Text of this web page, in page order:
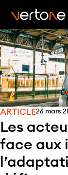
ARTICLE26 mars
Les
face aux